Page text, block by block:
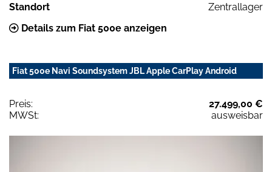
Standort
Zentrallager
Details zum Fiat 500e anzeigen
Fiat 500e Navi Soundsystem JBL Apple CarPlay Android
Preis:
27.499,00 €
MWSt:
ausweisbar